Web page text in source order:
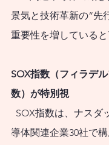
まいりま
新NISAを
と考えてい
めに、代表
疑問に答え
まとめてみ
景気と技術革新の“先
重要性を増していると
SOX指数（フィラデ
数）が特別視
導体関連企業30社で